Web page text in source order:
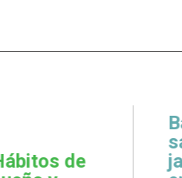
entran
Metas